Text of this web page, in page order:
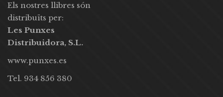
Els nostres llibres són
distribuïts per:
Les Punxes
Distribuidora, S.L.
www.punxes.es
Tel. 934 856 380